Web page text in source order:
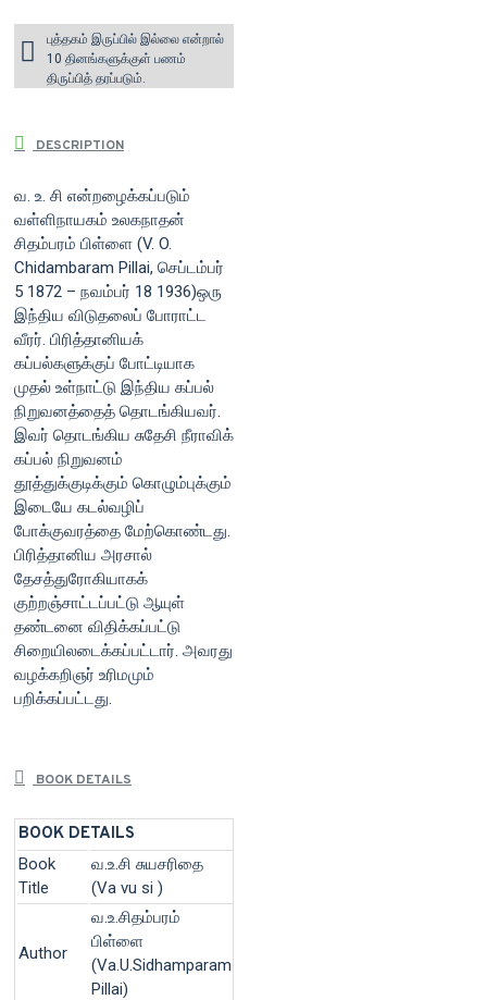
புத்தகம் இருப்பில் இல்லை என்றால்
10 தினங்களுக்குள் பணம்
திருப்பித் தரப்படும்.
DESCRIPTION
வ. உ. சி என்றழைக்கப்படும்
வள்ளிநாயகம் உலகநாதன்
சிதம்பரம் பிள்ளை (V. O.
Chidambaram Pillai, செப்டம்பர்
5 1872 – நவம்பர் 18 1936)ஒரு
இந்திய விடுதலைப் போராட்ட
வீரர். பிரித்தானியக்
கப்பல்களுக்குப் போட்டியாக
முதல் உள்நாட்டு இந்திய கப்பல்
நிறுவனத்தைத் தொடங்கியவர்.
இவர் தொடங்கிய சுதேசி நீராவிக்
கப்பல் நிறுவனம்
தூத்துக்குடிக்கும் கொழும்புக்கும்
இடையே கடல்வழிப்
போக்குவரத்தை மேற்கொண்டது.
பிரித்தானிய அரசால்
தேசத்துரோகியாகக்
குற்றஞ்சாட்டப்பட்டு ஆயுள்
தண்டனை விதிக்கப்பட்டு
சிறையிலடைக்கப்பட்டார். அவரது
வழக்கறிஞர் உரிமமும்
பறிக்கப்பட்டது.
BOOK DETAILS
BOOK DETAILS
Book
Title
வ.உ.சி சுயசரிதை
(Va vu si )
Author
வ.உ.சிதம்பரம்
பிள்ளை
(Va.U.Sidhamparam
Pillai)